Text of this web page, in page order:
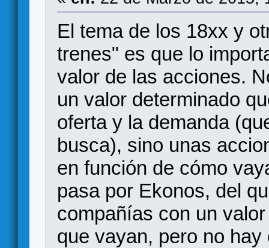
El tema de los 18xx y
trenes" es que lo
valor de las acciones.
un valor determinado
oferta y la demanda
busca), sino unas
en función de cómo
pasa por Ekonos, del
compañías con un
que vayan, pero no hay